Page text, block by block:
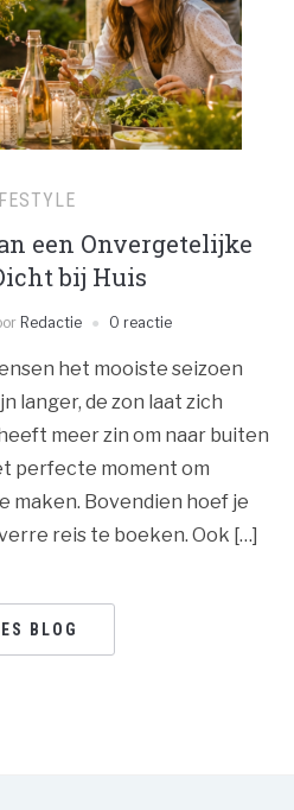
een Onvergetelijke
bij Huis
Redactie 0 reactie
het mooiste seizoen
langer, de zon laat zich
meer zin om naar buiten
perfecte moment om
maken. Bovendien hoef je
reis te boeken. Ook […]
BLOG